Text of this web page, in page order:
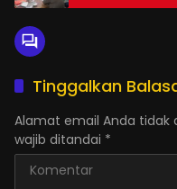
Tinggalkan
Alamat email Anda tidak
wajib ditandai *